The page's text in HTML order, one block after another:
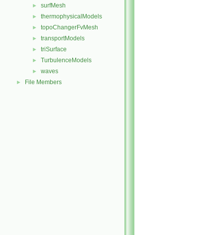
► surfMesh
► thermophysicalModels
► topoChangerFvMesh
► transportModels
► triSurface
► TurbulenceModels
► waves
► File Members